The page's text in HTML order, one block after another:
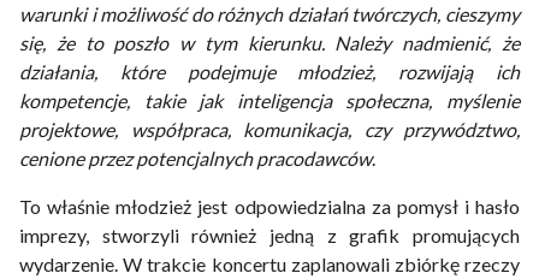
warunki i możliwość do różnych działań twórczych, cieszymy
się, że to poszło w tym kierunku. Należy nadmienić, że
działania, które podejmuje młodzież, rozwijają ich
kompetencje, takie jak inteligencja społeczna, myślenie
projektowe, współpraca, komunikacja, czy przywództwo,
cenione przez potencjalnych pracodawców.
To właśnie młodzież jest odpowiedzialna za pomysł i hasło
imprezy, stworzyli również jedną z grafik promujących
wydarzenie. W trakcie koncertu zaplanowali zbiórkę rzeczy